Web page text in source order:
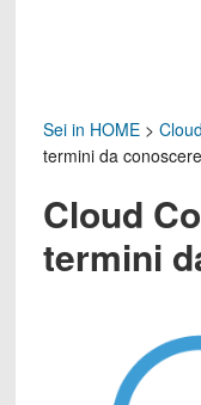
Sei in HOME>
termini da conoscere
Cloud
termini